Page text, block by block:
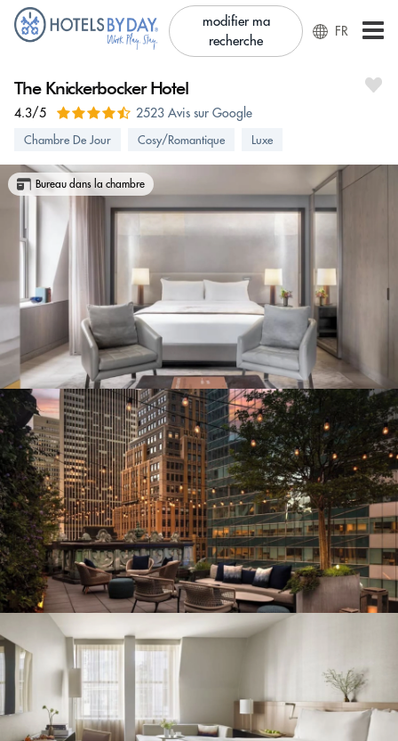
modifier ma
recherche
FR
The Knickerbocker Hotel
4.3/5 2523 Avis sur Google
Chambre De Jour Cosy/Romantique Luxe
Bureau dans la chambre